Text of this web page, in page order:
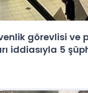
görevlisi ve
iddiasıyla 5